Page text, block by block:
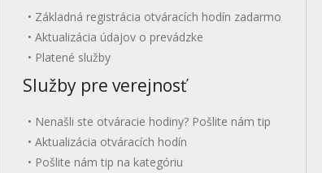
Základná registrácia otváracích hodín zadarmo
Aktualizácia údajov o prevádzke
Platené služby
Služby pre verejnosť
Nenašli ste otváracie hodiny? Pošlite nám tip
Aktualizácia otváracích hodín
Pošlite nám tip na kategóriu